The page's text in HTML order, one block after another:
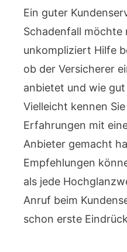
Ein guter
Schadenfall möchte
unkompliziert Hilfe
ob der Versicherer
anbietet und wie
Vielleicht kennen
Erfahrungen mit
Anbieter gemacht
Empfehlungen
als jede
Anruf beim
schon erste